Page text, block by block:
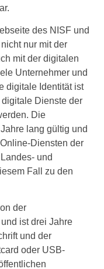
des NISF und
nur mit der
mit der digitalen
Unternehmer und
digitale Identität ist
Dienste der
Die
lang gültig und
Diensten der
und
Fall zu den
der
ist drei Jahre
und der
oder USB-